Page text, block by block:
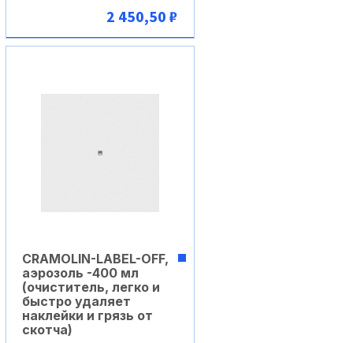
В корзину
2 450,50 ₽
CRAMOLIN-LABEL-OFF,
аэрозоль -400 мл
(очиститель, легко и
быстро удаляет
наклейки и грязь от
скотча)